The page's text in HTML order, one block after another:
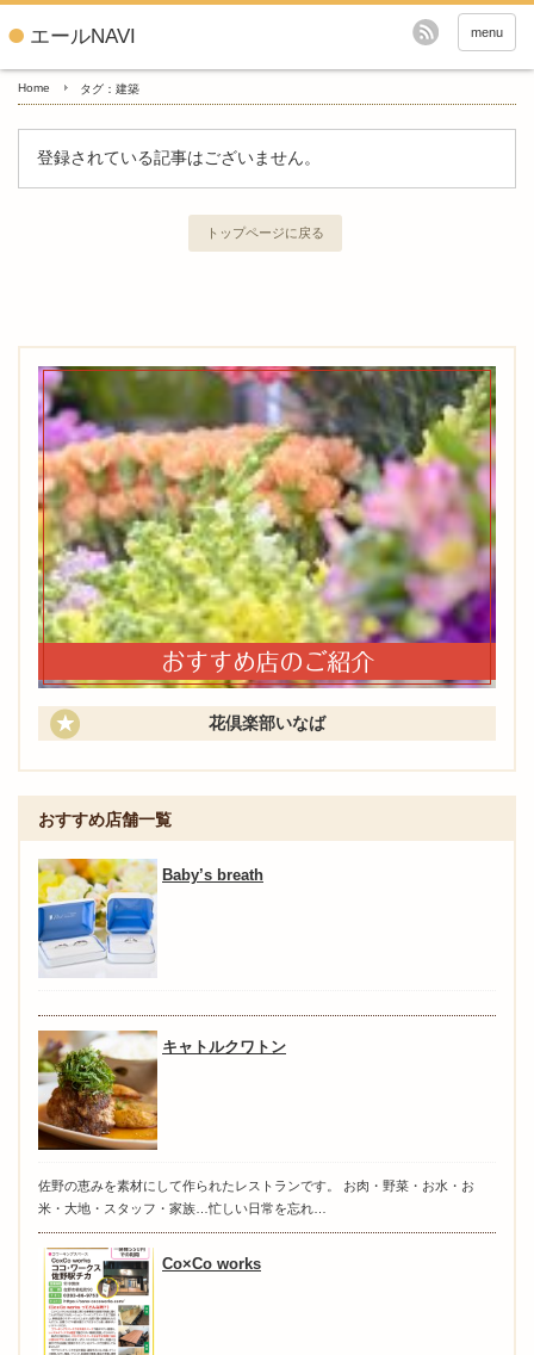
エールNAVI menu
Home タグ：建築
登録されている記事はございません。
トップページに戻る
花倶楽部いなば
おすすめ店舗一覧
Baby’s breath
キャトルクワトン
佐野の恵みを素材にして作られたレストランです。 お肉・野菜・お水・お
米・大地・スタッフ・家族…忙しい日常を忘れ…
Co×Co works